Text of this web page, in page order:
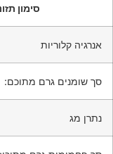
סימון
אנרגיה קלוריות
סך שומנים גרם מתוכם:
נתרן מג